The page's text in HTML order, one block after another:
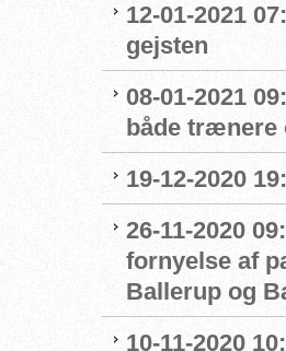
12-01-2021
gejsten
08-01-2021
både
19-12-2020
26-11-2020
fornyelse af
Ballerup og
10-11-2020